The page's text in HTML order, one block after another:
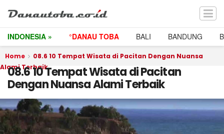
INDONESIA » °DANAU TOBA BALI BANDUNG
Home
08.6 10 Tempat Wisata di Pacitan Dengan Nuansa
Alami Terbaik
08.6 10 Tempat Wisata di Pacitan
Dengan Nuansa Alami Terbaik